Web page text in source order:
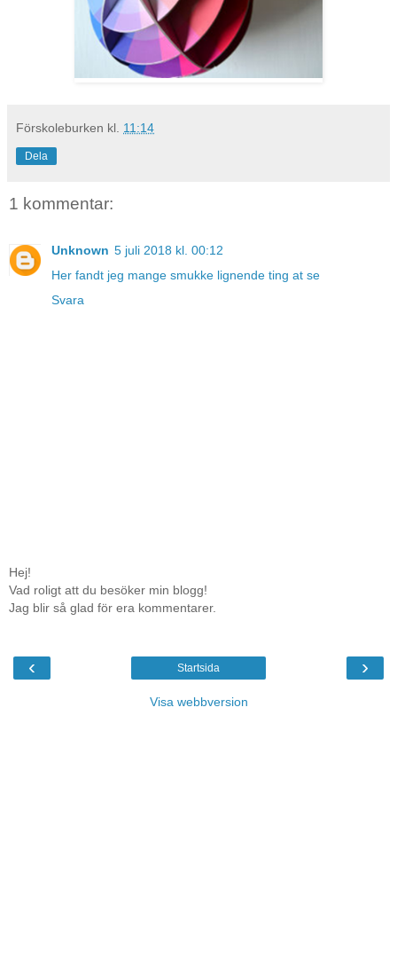
Förskoleburken kl. 11:14
Dela
1 kommentar:
Unknown 5 juli 2018 kl. 00:12
Her fandt jeg mange smukke lignende ting at se
Svara
Hej!
Vad roligt att du besöker min blogg!
Jag blir så glad för era kommentarer.
‹ ›
Startsida
Visa webbversion